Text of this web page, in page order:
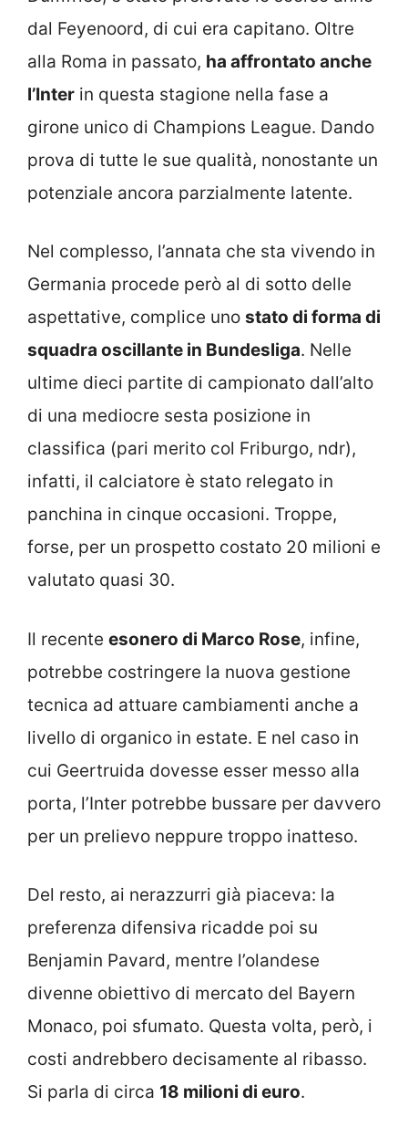
dal Feyenoord, di cui era capitano. Oltre
alla Roma in passato, ha affrontato anche
l’Inter in questa stagione nella fase a
girone unico di Champions League. Dando
prova di tutte le sue qualità, nonostante un
potenziale ancora parzialmente latente.
Nel complesso, l’annata che sta vivendo in
Germania procede però al di sotto delle
aspettative, complice uno stato di forma di
squadra oscillante in Bundesliga. Nelle
ultime dieci partite di campionato dall’alto
di una mediocre sesta posizione in
classifica (pari merito col Friburgo, ndr),
infatti, il calciatore è stato relegato in
panchina in cinque occasioni. Troppe,
forse, per un prospetto costato 20 milioni e
valutato quasi 30.
Il recente esonero di Marco Rose, infine,
potrebbe costringere la nuova gestione
tecnica ad attuare cambiamenti anche a
livello di organico in estate. E nel caso in
cui Geertruida dovesse esser messo alla
porta, l’Inter potrebbe bussare per davvero
per un prelievo neppure troppo inatteso.
Del resto, ai nerazzurri già piaceva: la
preferenza difensiva ricadde poi su
Benjamin Pavard, mentre l’olandese
divenne obiettivo di mercato del Bayern
Monaco, poi sfumato. Questa volta, però, i
costi andrebbero decisamente al ribasso.
Si parla di circa 18 milioni di euro.